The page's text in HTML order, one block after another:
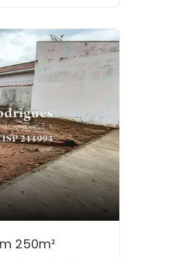
250m²